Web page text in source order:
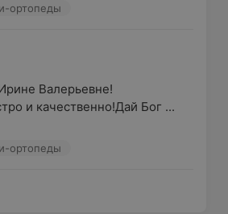
ортопеды
Валерьевне!
и качественно!Дай Бог ...
ортопеды